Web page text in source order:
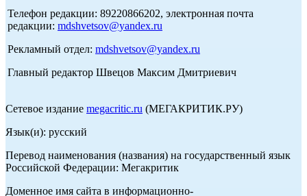
Телефон редакции: 89220866202, электронная почта
редакции: mdshvetsov@yandex.ru
Рекламный отдел: mdshvetsov@yandex.ru
Главный редактор Швецов Максим Дмитриевич
Сетевое издание megacritic.ru (МЕГАКРИТИК.РУ)
Язык(и): русский
Перевод наименования (названия) на государственный язык
Российской Федерации: Мегакритик
Доменное имя сайта в информационно-